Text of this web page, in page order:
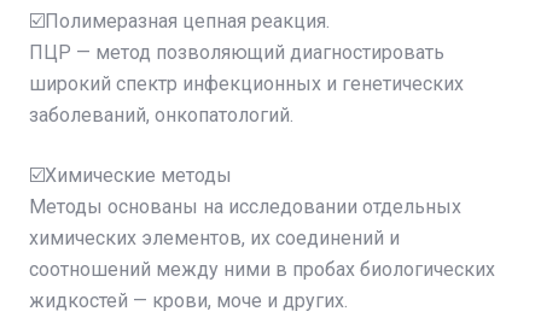
☑️Полимеразная цепная реакция.
ПЦР — метод позволяющий диагностировать
широкий спектр инфекционных и генетических
заболеваний, онкопатологий.
☑️Химические методы
Методы основаны на исследовании отдельных
химических элементов, их соединений и
соотношений между ними в пробах биологических
жидкостей — крови, моче и других.